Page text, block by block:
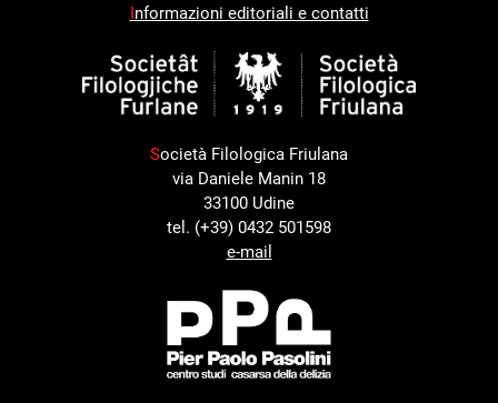
Informazioni editoriali e contatti
Società Filologica Friulana
via Daniele Manin 18
33100 Udine
tel. (+39) 0432 501598
e-mail